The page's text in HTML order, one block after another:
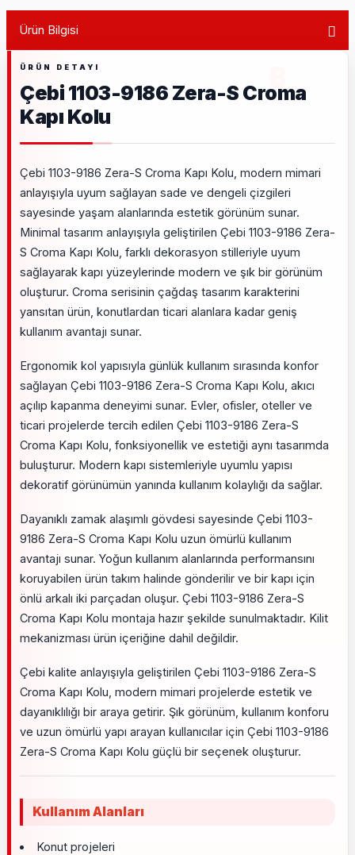
Ürün Bilgisi
Çebi 1103-9186 Zera-S Croma
Kapı Kolu
Çebi 1103-9186 Zera-S Croma Kapı Kolu, modern mimari
anlayışıyla uyum sağlayan sade ve dengeli çizgileri
sayesinde yaşam alanlarında estetik görünüm sunar.
Minimal tasarım anlayışıyla geliştirilen Çebi 1103-9186 Zera-
S Croma Kapı Kolu, farklı dekorasyon stilleriyle uyum
sağlayarak kapı yüzeylerinde modern ve şık bir görünüm
oluşturur. Croma serisinin çağdaş tasarım karakterini
yansıtan ürün, konutlardan ticari alanlara kadar geniş
kullanım avantajı sunar.
Ergonomik kol yapısıyla günlük kullanım sırasında konfor
sağlayan Çebi 1103-9186 Zera-S Croma Kapı Kolu, akıcı
açılıp kapanma deneyimi sunar. Evler, ofisler, oteller ve
ticari projelerde tercih edilen Çebi 1103-9186 Zera-S
Croma Kapı Kolu, fonksiyonellik ve estetiği aynı tasarımda
buluşturur. Modern kapı sistemleriyle uyumlu yapısı
dekoratif görünümün yanında kullanım kolaylığı da sağlar.
Dayanıklı zamak alaşımlı gövdesi sayesinde Çebi 1103-
9186 Zera-S Croma Kapı Kolu uzun ömürlü kullanım
avantajı sunar. Yoğun kullanım alanlarında performansını
koruyabilen ürün takım halinde gönderilir ve bir kapı için
önlü arkalı iki parçadan oluşur. Çebi 1103-9186 Zera-S
Croma Kapı Kolu montaja hazır şekilde sunulmaktadır. Kilit
mekanizması ürün içeriğine dahil değildir.
Çebi kalite anlayışıyla geliştirilen Çebi 1103-9186 Zera-S
Croma Kapı Kolu, modern mimari projelerde estetik ve
dayanıklılığı bir araya getirir. Şık görünüm, kullanım konforu
ve uzun ömürlü yapı arayan kullanıcılar için Çebi 1103-9186
Zera-S Croma Kapı Kolu güçlü bir seçenek oluşturur.
Kullanım Alanları
Konut projeleri